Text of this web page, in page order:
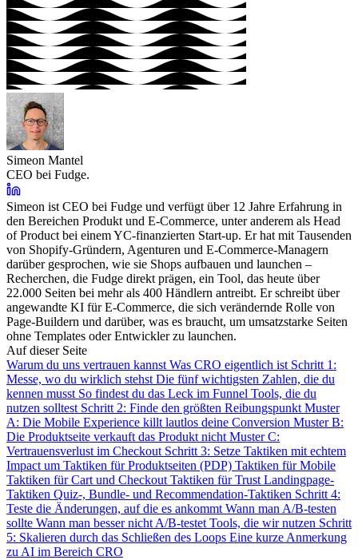
Simeon Mantel
CEO bei Fudge.
Simeon ist CEO bei Fudge und verfügt über 12 Jahre Erfahrung in
den Bereichen Produkt und E-Commerce, unter anderem als Head
of Product bei einem YC-finanzierten Start-up. Er hat mit Tausenden
von Shopify-Gründern, Agenturen und E-Commerce-Managern
darüber gesprochen, wie sie Shops aufbauen und launchen –
Recherchen, die Fudge direkt prägen, ein Tool, das heute über
22.000 Seiten bei mehr als 400 Händlern antreibt. Er schreibt über
angewandte KI für E-Commerce, die sich verändernde Rolle von
Page-Buildern und darüber, was es braucht, um umsatzstarke Seiten
ohne Templates oder Entwickler zu launchen.
Auf dieser Seite
Warum du uns vertrauen kannst Was CRO eigentlich ist Schritt 1:
Messe, wo du wirklich stehst Die fünf wichtigsten Zahlen, die du
kennen musst So findest du das Leck im Funnel Tools, die du
nutzen solltest Schritt 2: Finde den größten Reibungspunkt Muster
A: Die Mobile Experience killt lautlos deine Conversion Muster B:
Die Produktseite verkauft das Produkt nicht Muster C:
Vertrauensverlust im Checkout Schritt 3: Setze Taktiken mit echtem
Impact um Taktiken für Produktseiten (PDP) Taktiken für Mobile
Taktiken für Cart und Checkout Taktiken für Trust Landingpage-
Taktiken Quiz-, Bundle- und Recommendation-Taktiken Schritt 4:
Teste die Änderungen, auf die es ankommt Wann man A/B-testen
sollte Wann man besser nicht A/B-testet Tools, die wir nutzen Schritt
5: Skalieren durch das Schließen des Loops Eine kurze Anmerkung
zu AI im Bereich CRO